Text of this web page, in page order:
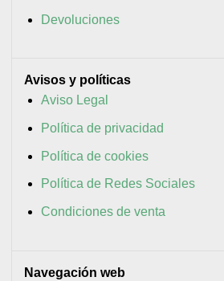
Devoluciones
Avisos y políticas
Aviso Legal
Política de privacidad
Política de cookies
Política de Redes Sociales
Condiciones de venta
Navegación web